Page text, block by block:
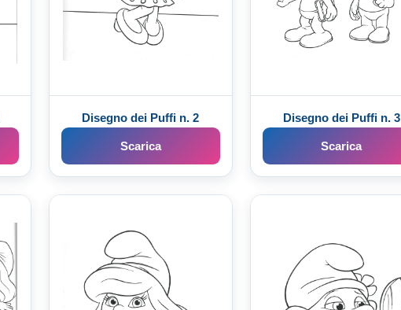
Disegno dei Puffi n. 2
Scarica
Disegno dei Puffi n. 3
Scarica